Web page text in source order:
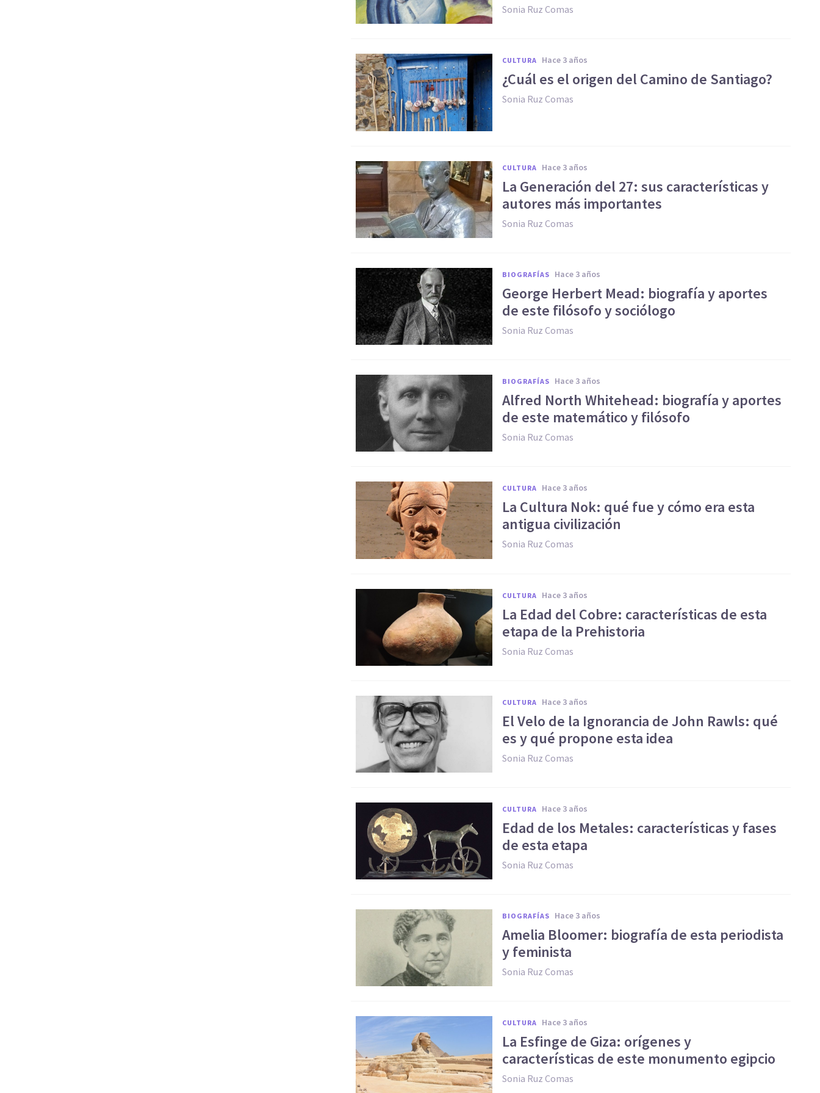
Sonia Ruz Comas
CULTURA hace 3 años
¿Cuál es el origen del Camino de Santiago?
Sonia Ruz Comas
CULTURA hace 3 años
La Generación del 27: sus características y
autores más importantes
Sonia Ruz Comas
BIOGRAFÍAS hace 3 años
George Herbert Mead: biografía y aportes
de este filósofo y sociólogo
Sonia Ruz Comas
BIOGRAFÍAS hace 3 años
Alfred North Whitehead: biografía y aportes
de este matemático y filósofo
Sonia Ruz Comas
CULTURA hace 3 años
La Cultura Nok: qué fue y cómo era esta
antigua civilización
Sonia Ruz Comas
CULTURA hace 3 años
La Edad del Cobre: características de esta
etapa de la Prehistoria
Sonia Ruz Comas
CULTURA hace 3 años
El Velo de la Ignorancia de John Rawls: qué
es y qué propone esta idea
Sonia Ruz Comas
CULTURA hace 3 años
Edad de los Metales: características y fases
de esta etapa
Sonia Ruz Comas
BIOGRAFÍAS hace 3 años
Amelia Bloomer: biografía de esta periodista
y feminista
Sonia Ruz Comas
CULTURA hace 3 años
La Esfinge de Giza: orígenes y
características de este monumento egipcio
Sonia Ruz Comas